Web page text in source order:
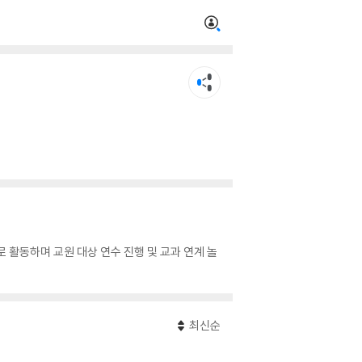
활동하며 교원 대상 연수 진행 및 교과 연계 놀
최신순